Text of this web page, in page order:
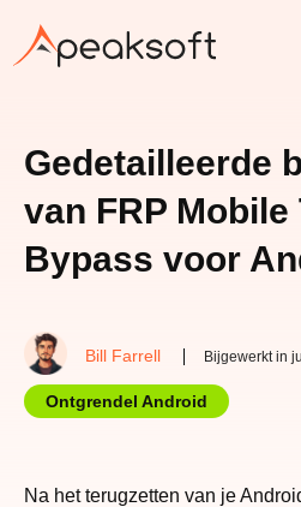
Gedetailleerde
van FRP Mobile
Bypass voor
Bill Farrell Bijgewerkt in
Ontgrendel Android
Na het terugzetten van je